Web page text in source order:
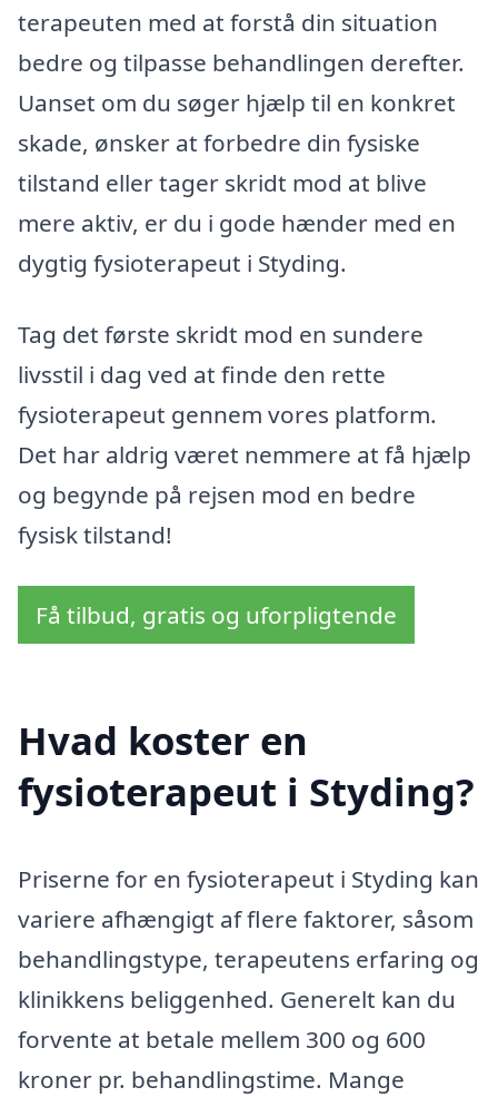
terapeuten med at forstå din situation
bedre og tilpasse behandlingen derefter.
Uanset om du søger hjælp til en konkret
skade, ønsker at forbedre din fysiske
tilstand eller tager skridt mod at blive
mere aktiv, er du i gode hænder med en
dygtig fysioterapeut i Styding.
Tag det første skridt mod en sundere
livsstil i dag ved at finde den rette
fysioterapeut gennem vores platform.
Det har aldrig været nemmere at få hjælp
og begynde på rejsen mod en bedre
fysisk tilstand!
Få tilbud, gratis og uforpligtende
Hvad koster en
fysioterapeut i Styding?
Priserne for en fysioterapeut i Styding kan
variere afhængigt af flere faktorer, såsom
behandlingstype, terapeutens erfaring og
klinikkens beliggenhed. Generelt kan du
forvente at betale mellem 300 og 600
kroner pr. behandlingstime. Mange